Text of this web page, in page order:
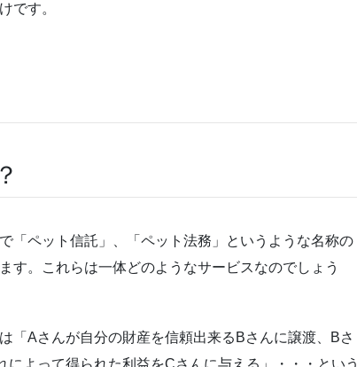
です。
「ペット信託」、「ペット法務」というような名称の
す。これらは一体どのようなサービスなのでしょう
「Aさんが自分の財産を信頼出来るBさんに譲渡、Bさ